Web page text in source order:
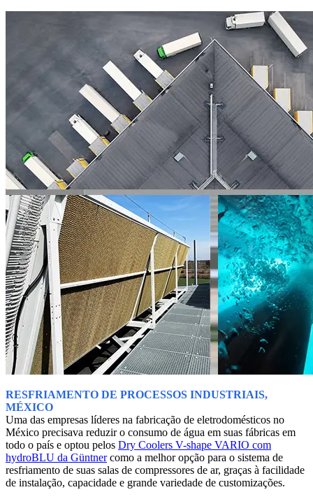
RESFRIAMENTO DE PROCESSOS INDUSTRIAIS,
MÉXICO
Uma das empresas líderes na fabricação de eletrodomésticos no
México precisava reduzir o consumo de água em suas fábricas em
todo o país e optou pelos Dry Coolers V-shape VARIO com
hydroBLU da Güntnercomo a melhor opção para o sistema de
resfriamento de suas salas de compressores de ar, graças à facilidade
de instalação, capacidade e grande variedade de customizações.